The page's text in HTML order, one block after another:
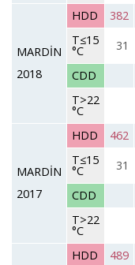
MARDİN
2018
HDD 382
T≤15
°C 31
CDD
T>22
°C
MARDİN
2017
HDD 462
T≤15
°C 31
CDD
T>22
°C
HDD 489